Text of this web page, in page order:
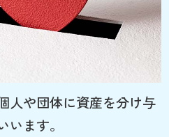
人や団体に資産を分け与
ます。